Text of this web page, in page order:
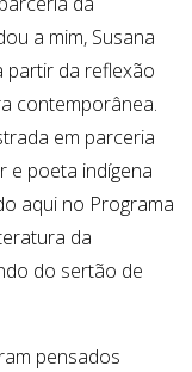
a mim, Susana
partir da reflexão
contemporânea.
em parceria
e poeta indígena
aqui no Programa
da
do sertão de
pensados